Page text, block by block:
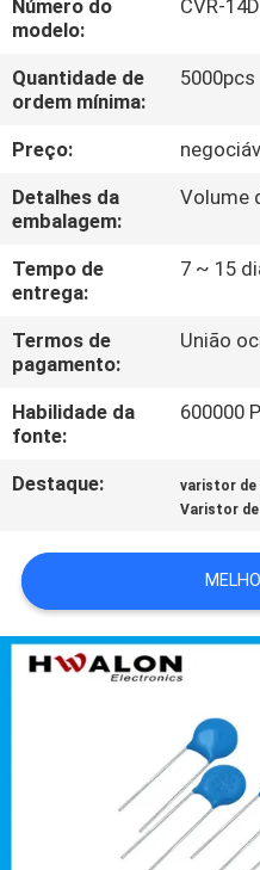
À
FÁBRICA
CONTROLE
DE
QUALIDADE
CONTATE-
NOS
NOTÍCIAS
SOLICITAR
UM
ORÇAMENTO
MAPA
POLÍTICA
Número do
modelo:
CVR-
Quantidade de
ordem mínima:
5000pcs
Preço:
Detalhes da
embalagem:
Volume
Tempo de
entrega:
7 ~ 15
Termos de
pagamento:
União
Habilidade da
fonte:
600000
Destaque: varistor de
Varistor